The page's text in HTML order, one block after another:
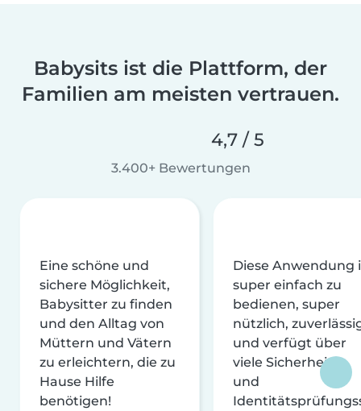
Babysits ist die Plattform, der
Familien am meisten vertrauen.
4,7 / 5
3.400+ Bewertungen
Eine schöne und
sichere Möglichkeit,
Babysitter zu finden
und den Alltag von
Müttern und Vätern
zu erleichtern, die zu
Hause Hilfe
benötigen!
Diese Anwendung
super einfach zu
bedienen, super
nützlich,
und verfügt über
viele Sicherheits-
und